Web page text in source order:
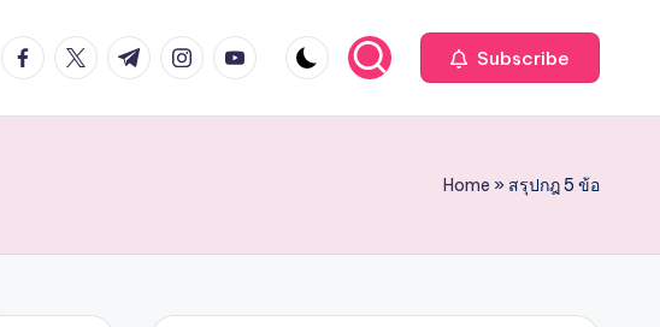
facebook.com
twitter.com
t.me instagram.com
youtube.com Subscribe
Home » สรุปกฎ 5 ข้อ